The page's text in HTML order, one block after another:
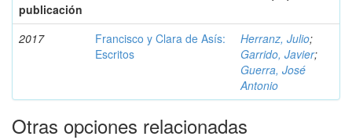
publicación
2017
Francisco y Clara de Asís:
Escritos
Herranz, Julio;
Garrido, Javier;
Guerra, José
Antonio
Otras opciones relacionadas